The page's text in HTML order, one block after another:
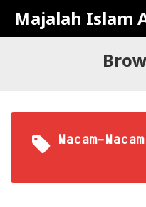
Majalah Islam
Macam-